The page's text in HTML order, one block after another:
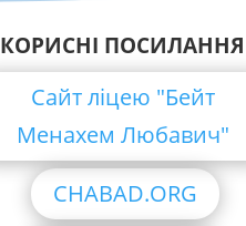
КОРИСНІ ПОСИЛАННЯ
Сайт ліцею "Бейт
Менахем Любавич"
CHABAD.ORG